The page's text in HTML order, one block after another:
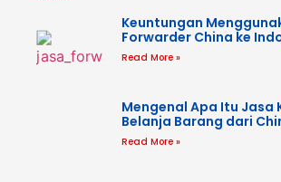
Keuntungan
Forwarder China ke
Read More »
Mengenal Apa Itu
Belanja Barang dari
Read More »